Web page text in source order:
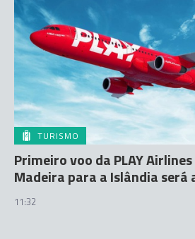
TURISMO
Primeiro voo da PLAY
Madeira para a Islândia será
11:32